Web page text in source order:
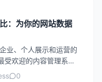
：为你的网站数据
业、个人展示和运营的
受欢迎的内容管理系
，网站数据丢失的风
0